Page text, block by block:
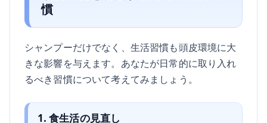
慣
シャンプーだけでなく、生活習慣も頭皮環境に大
きな影響を与えます。あなたが日常的に取り入れ
るべき習慣について考えてみましょう。
1. 食生活の見直し